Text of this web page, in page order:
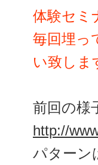
体験セミ
毎回埋っ
い致しま
前回の様
http://
パターン